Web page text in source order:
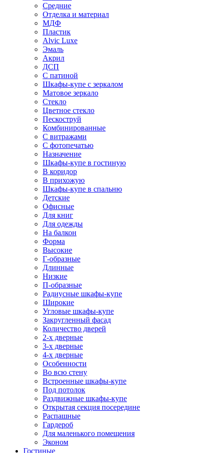
Средние
Отделка и материал
МДФ
Пластик
Alvic Luxe
Эмаль
Акрил
ДСП
С патиной
Шкафы-купе с зеркалом
Матовое зеркало
Стекло
Цветное стекло
Пескоструй
Комбинированные
С витражами
С фотопечатью
Назначение
Шкафы-купе в гостиную
В коридор
В прихожую
Шкафы-купе в спальню
Детские
Офисные
Для книг
Для одежды
На балкон
Форма
Высокие
Г-образные
Длинные
Низкие
П-образные
Радиусные шкафы-купе
Широкие
Угловые шкафы-купе
Закругленный фасад
Количество дверей
2-х дверные
3-х дверные
4-х дверные
Особенности
Во всю стену
Встроенные шкафы-купе
Под потолок
Раздвижные шкафы-купе
Открытая секция посередине
Распашные
Гардероб
Для маленького помещения
Эконом
Гостиные